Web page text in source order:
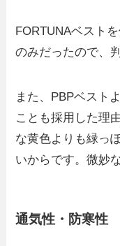
FORTUNAベスト
のみだったので、
また、PBPベスト
ことも採用した理
な黄色よりも緑っ
いからです。微妙
通気性・防寒性